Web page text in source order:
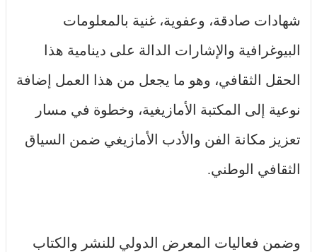
شهادات صادقة، وعفوية، غنية بالمعلومات
البيوغرافية والإشارات الدالة على دينامية هذا
الحقل الثقافي، وهو ما يجعل من هذا العمل إضافة
نوعية إلى المكتبة الأمازيغية، وخطوة في مسار
تعزيز مكانة الفن والأدب الأمازيغي ضمن السياق
الثقافي الوطني.
وضمن فعاليات المعرض الدولي للنشر والكتاب